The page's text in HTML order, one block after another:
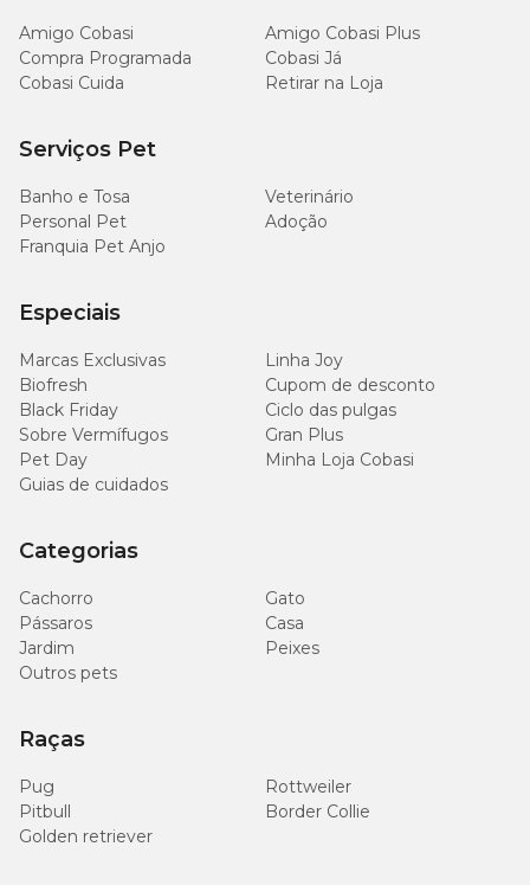
Amigo Cobasi
Amigo Cobasi Plus
Compra Programada
Cobasi Já
Cobasi Cuida
Retirar na Loja
Serviços Pet
Banho e Tosa
Veterinário
Personal Pet
Adoção
Franquia Pet Anjo
Especiais
Marcas Exclusivas
Linha Joy
Biofresh
Cupom de desconto
Black Friday
Ciclo das pulgas
Sobre Vermífugos
Gran Plus
Pet Day
Minha Loja Cobasi
Guias de cuidados
Categorias
Cachorro
Gato
Pássaros
Casa
Jardim
Peixes
Outros pets
Raças
Pug
Rottweiler
Pitbull
Border Collie
Golden retriever